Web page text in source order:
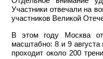
Участники отвечали на
участников Великой
В этом году Москва
масштабно: 8 и 9
проходит около 200